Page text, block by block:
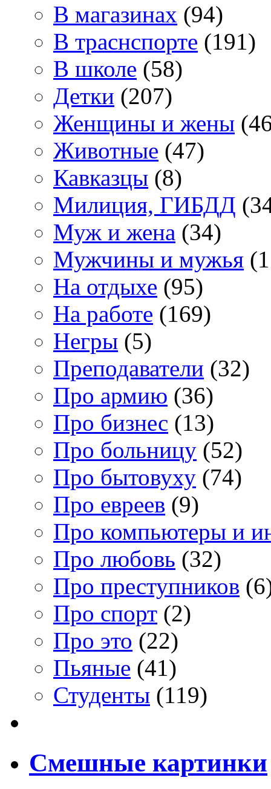
В магазинах (94)
В траснспорте (191)
В школе (58)
Детки (207)
Женщины и жены
Животные (47)
Кавказцы (8)
Милиция, ГИБДД
Муж и жена (34)
Мужчины и мужья
На отдыхе (95)
На работе (169)
Негры (5)
Преподаватели (32)
Про армию (36)
Про бизнес (13)
Про больницу (52)
Про бытовуху (74)
Про евреев (9)
Про компьютеры и
Про любовь (32)
Про преступников
Про спорт (2)
Про это (22)
Пьяные (41)
Студенты (119)
Смешные картинки